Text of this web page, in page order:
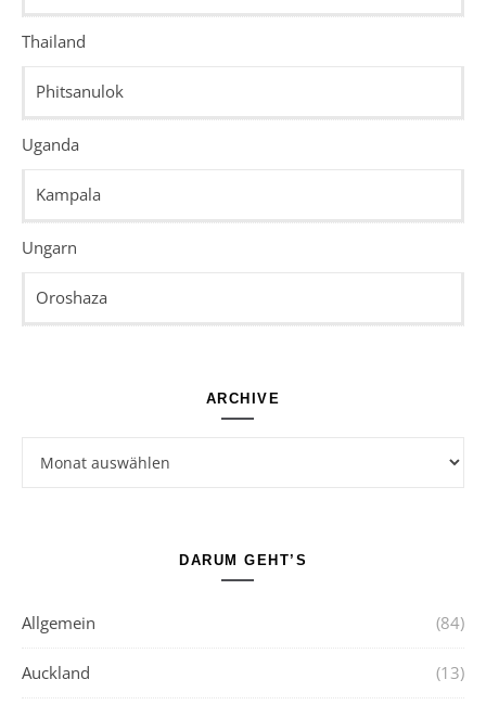
Thailand
Phitsanulok
Uganda
Kampala
Ungarn
Oroshaza
ARCHIVE
DARUM GEHT’S
Allgemein (84)
Auckland (13)